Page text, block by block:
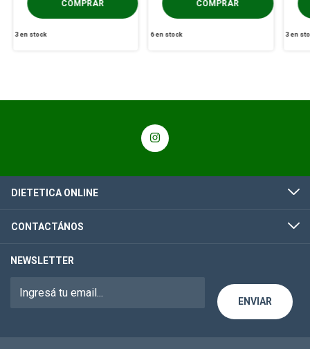
3en stock 6en stock 3en
DIETETICA ONLINE
CONTACTÁNOS
NEWSLETTER